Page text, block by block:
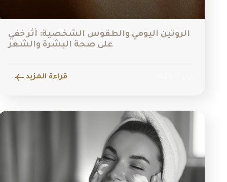
الروتين اليومي والطقوس الشخصية: أثر خفي
على صحة البشرة والشعر
قراءة المزيد